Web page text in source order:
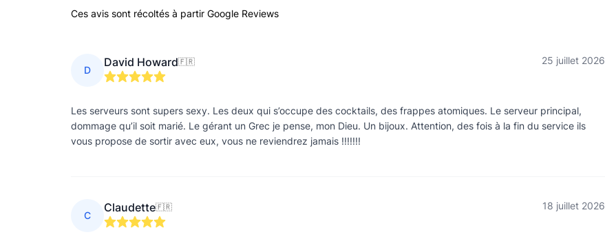
Ces avis sont récoltés à partir Google Reviews
D
David Howard🇫🇷 25 juillet 2026
Les serveurs sont supers sexy. Les deux qui s’occupe des cocktails, des frappes atomiques. Le serveur principal,
dommage qu’il soit marié. Le gérant un Grec je pense, mon Dieu. Un bijoux. Attention, des fois à la fin du service ils
vous propose de sortir avec eux, vous ne reviendrez jamais !!!!!!!
C
Claudette🇫🇷 18 juillet 2026